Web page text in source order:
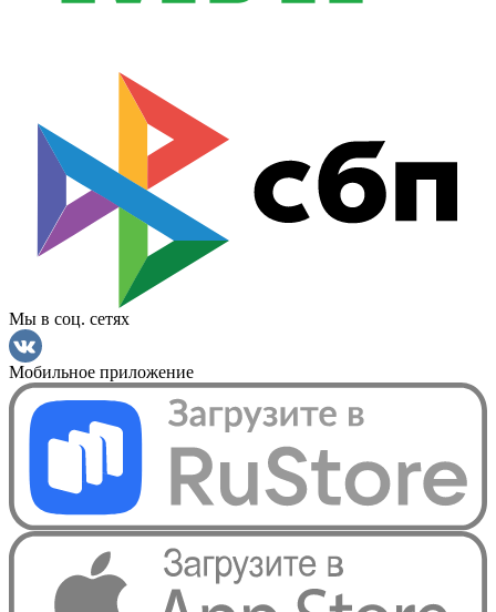
Мы в соц. сетях
Мобильное приложение